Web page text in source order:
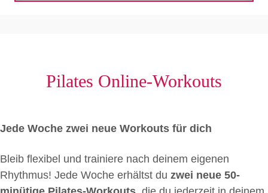
Pilates Online-Workouts
Jede Woche zwei neue Workouts für dich
Bleib flexibel und trainiere nach deinem eigenen
Rhythmus! Jede Woche erhältst du zwei neue 50-